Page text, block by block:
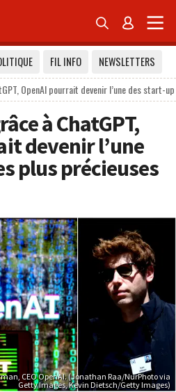
 
FIL INFO
NEWSLETTERS
OpenAI pourrait devenir l’une des start-
à ChatGPT,
devenir l’une
plus précieuses
CEO OpenAI. (Jonathan Raa/NurPhoto via
Getty Images, Kevin Dietsch/Getty Images)